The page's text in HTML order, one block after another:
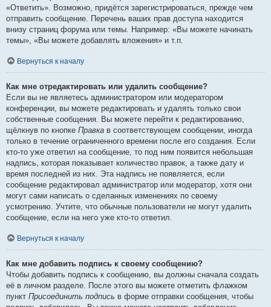
«Ответить». Возможно, придётся зарегистрироваться, прежде чем
отправить сообщение. Перечень ваших прав доступа находится
внизу страниц форума или темы. Например: «Вы можете начинать
темы», «Вы можете добавлять вложения» и т.п.
Вернуться к началу
Как мне отредактировать или удалить сообщение?
Если вы не являетесь администратором или модератором
конференции, вы можете редактировать и удалять только свои
собственные сообщения. Вы можете перейти к редактированию,
щёлкнув по кнопке Правка в соответствующем сообщении, иногда
только в течение ограниченного времени после его создания. Если
кто-то уже ответил на сообщение, то под ним появится небольшая
надпись, которая показывает количество правок, а также дату и
время последней из них. Эта надпись не появляется, если
сообщение редактировал администратор или модератор, хотя они
могут сами написать о сделанных изменениях по своему
усмотрению. Учтите, что обычные пользователи не могут удалить
сообщение, если на него уже кто-то ответил.
Вернуться к началу
Как мне добавить подпись к своему сообщению?
Чтобы добавить подпись к сообщению, вы должны сначала создать
её в личном разделе. После этого вы можете отметить флажком
пункт Присоединить подпись в форме отправки сообщения, чтобы